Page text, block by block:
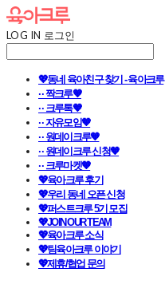
LOG IN 로그인
💖동네 육아친구 찾기 - 육아크루
· · 짝크루🧡
· · 크루톡🧡
· · 자유모임🧡
· · 원데이크루🧡
· · 원데이크루 신청🧡
· · 크루마켓🧡
💖육아크루 후기
💖우리 동네 오픈 신청
💖퍼스트크루 5기 모집
💖JOIN OUR TEAM
💖육아크루 소식
💖팀육아크루 이야기
💖제휴/협업 문의